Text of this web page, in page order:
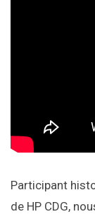
Participant
de HP CDG,